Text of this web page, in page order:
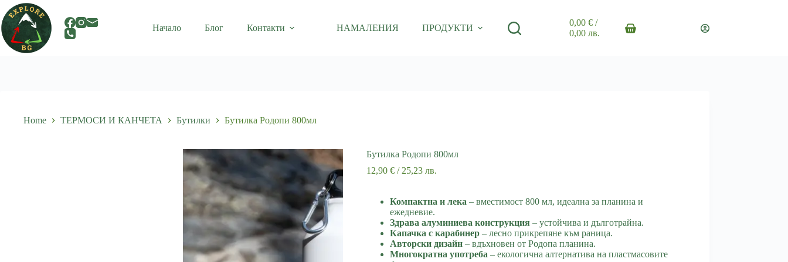
Skip
to
content
Начало Блог Контакти НАМАЛЕНИЯ ПРОДУКТИ
Shopping
0,00 €/
0,00 лв.
Home ТЕРМОСИ И КАНЧЕТА Бутилки Бутилка Родопи 800мл
Бутилка Родопи 800мл
12,90 €/ 25,23 лв.
Компактна и лека – вместимост 800 мл, идеална за планина и
ежедневие.
Здрава алуминиева конструкция– устойчива и дълготрайна.
Капачка с карабинер– лесно прикрепяне към раница.
Авторски дизайн– вдъхновен от Родопа планина.
Многократна употреба – екологична алтернатива на пластмасовите